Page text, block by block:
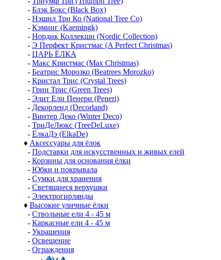
- Блэк Бокс (Black Box)
- Нэшнл Три Ко (National Tree Co)
- Кэминг (Kaemingk)
- Нордик Коллекшн (Nordic Collection)
- Э Перфект Кристмас (A Perfect Christmas)
- ЦАРЬ ЁЛКА
- Макс Кристмас (Max Christmas)
- Беатрис Морозко (Beatrees Morozko)
- Кристал Трис (Crystal Trees)
- Грин Трис (Green Trees)
- Элит Ели Пенери (Peneri)
- Декорленд (Decorland)
- Винтер Деко (Winter Deco)
- ТриДеЛюкс (TreeDeLuxe)
- ЁлкаДэ (ElkaDe)
♦ Аксессуары для ёлок
- Подставки для искусственных и живых елей
- Корзины для основания ёлки
- Юбки и покрывала
- Сумки для хранения
- Светящиеся верхушки
- Электрогирлянды
♦ Высокие уличные ёлки
- Ствольные ели 4 - 45 м
- Каркасные ели 4 - 45 м
- Украшения
- Освещение
- Ограждения